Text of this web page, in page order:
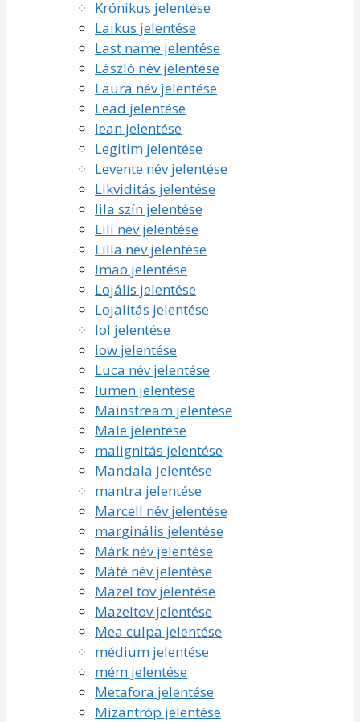
Krónikus jelentése
Laikus jelentése
Last name jelentése
László név jelentése
Laura név jelentése
Lead jelentése
lean jelentése
Legitim jelentése
Levente név jelentése
Likviditás jelentése
lila szín jelentése
Lili név jelentése
Lilla név jelentése
lmao jelentése
Lojális jelentése
Lojalitás jelentése
lol jelentése
low jelentése
Luca név jelentése
lumen jelentése
Mainstream jelentése
Male jelentése
malignitás jelentése
Mandala jelentése
mantra jelentése
Marcell név jelentése
marginális jelentése
Márk név jelentése
Máté név jelentése
Mazel tov jelentése
Mazeltov jelentése
Mea culpa jelentése
médium jelentése
mém jelentése
Metafora jelentése
Mizantróp jelentése